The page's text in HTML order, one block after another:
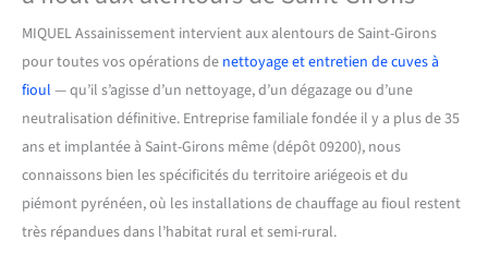
MIQUEL Assainissement intervient aux alentours de Saint-Girons
pour toutes vos opérations de nettoyage et entretien de cuves à
fioul — qu’il s’agisse d’un nettoyage, d’un dégazage ou d’une
neutralisation définitive. Entreprise familiale fondée il y a plus de 35
ans et implantée à Saint-Girons même (dépôt 09200), nous
connaissons bien les spécificités du territoire ariégeois et du
piémont pyrénéen, où les installations de chauffage au fioul restent
très répandues dans l’habitat rural et semi-rural.